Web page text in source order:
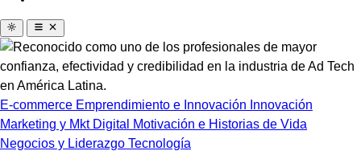
E-commerce Emprendimiento e Innovación Innovación
Marketing y Mkt Digital
Motivación e Historias de Vida
Negocios y Liderazgo Tecnología